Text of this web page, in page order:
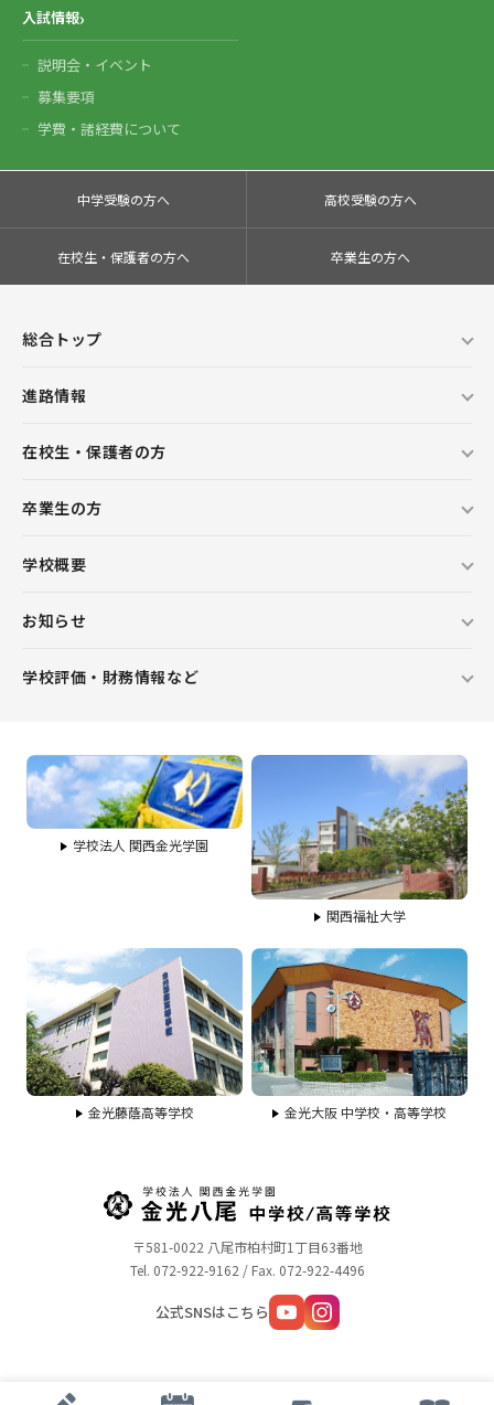
入試情報
説明会・イベント
募集要項
学費・諸経費について
中学受験の方へ 高校受験の方へ
在校生・保護者の方へ 卒業生の方へ
総合トップ
進路情報
在校生・保護者の方
卒業生の方
学校概要
お知らせ
学校評価・財務情報など
学校法人 関西金光学園
関西福祉大学
金光藤蔭高等学校 金光大阪 中学校・高等学校
〒581-0022 八尾市柏村町1丁目63番地
Tel. 072-922-9162 / Fax. 072-922-4496
公式SNSはこちら